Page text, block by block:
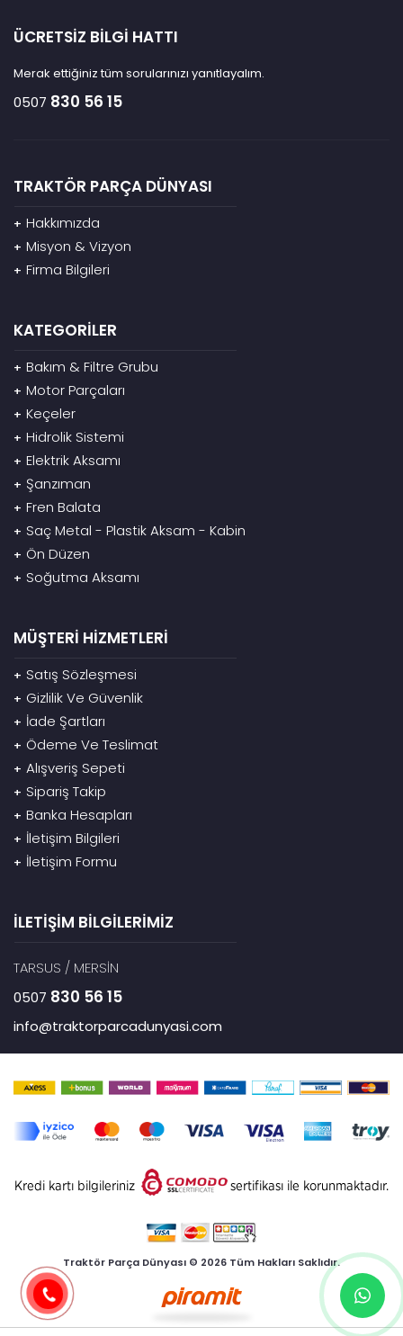
ÜCRETSİZ BİLGİ HATTI
Merak ettiğiniz tüm sorularınızı yanıtlayalım.
0507 830 56 15
TRAKTÖR PARÇA DÜNYASI
+ Hakkımızda
+ Misyon & Vizyon
+ Firma Bilgileri
KATEGORİLER
+ Bakım & Filtre Grubu
+ Motor Parçaları
+ Keçeler
+ Hidrolik Sistemi
+ Elektrik Aksamı
+ Şanzıman
+ Fren Balata
+ Saç Metal - Plastik Aksam - Kabin
+ Ön Düzen
+ Soğutma Aksamı
MÜŞTERİ HİZMETLERİ
+ Satış Sözleşmesi
+ Gizlilik Ve Güvenlik
+ İade Şartları
+ Ödeme Ve Teslimat
+ Alışveriş Sepeti
+ Sipariş Takip
+ Banka Hesapları
+ İletişim Bilgileri
+ İletişim Formu
İLETİŞİM BİLGİLERİMİZ
TARSUS / MERSİN
0507 830 56 15
info@traktorparcadunyasi.com
Traktör Parça Dünyası © 2026 Tüm Hakları Saklıdır.